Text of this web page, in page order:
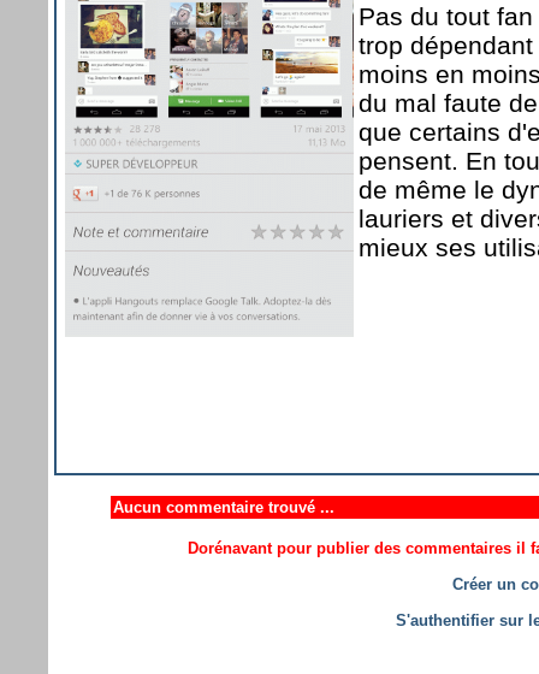
Pas du tout
trop
moins en
du mal faute
que certains
pensent. En
de même le
lauriers et
mieux ses
Aucun commentaire trouvé ...
Dorénavant pour publier des commentaires il
Créer un
S'authentifier sur